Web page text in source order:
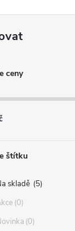
ceny
štítku
skladě 5
0
0